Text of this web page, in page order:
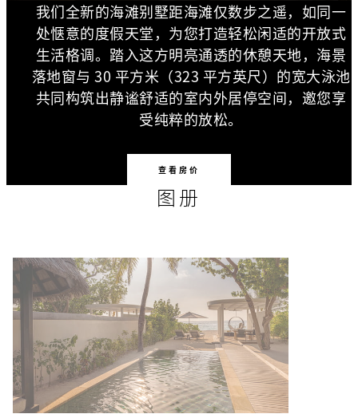
我们全新的海滩别墅距海滩仅数步之遥，如同一
处惬意的度假天堂，为您打造轻松闲适的开放式
生活格调。踏入这方明亮通透的休憩天地，海景
落地窗与 30 平方米（323 平方英尺）的宽大泳池
共同构筑出静谧舒适的室内外居停空间，邀您享
受纯粹的放松。
查看房价
图册